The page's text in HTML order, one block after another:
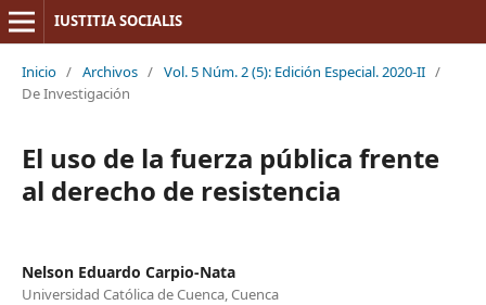
IUSTITIA SOCIALIS
Inicio / Archivos / Vol. 5 Núm. 2 (5): Edición Especial. 2020-II /
De Investigación
El uso de la fuerza pública frente
al derecho de resistencia
Nelson Eduardo Carpio-Nata
Universidad Católica de Cuenca, Cuenca